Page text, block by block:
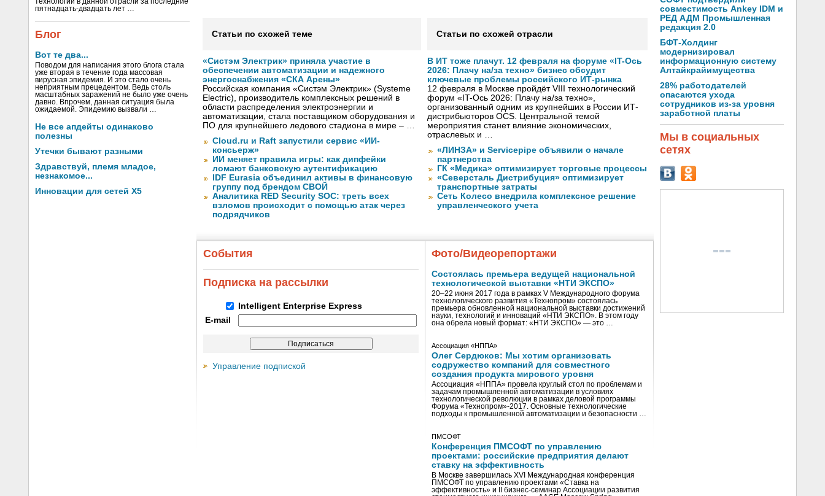
пятнадцать-двадцать лет …
Блог
Вот те два...
Поводом для написания этого блога стала
уже вторая в течение года массовая
вирусная эпидемия. И это стало очень
неприятным прецедентом. Ведь столь
масштабных заражений не было уже очень
давно. Впрочем, данная ситуация была
ожидаемой. Эпидемию вызвали …
Не все апдейты одинаково
полезны
Утечки бывают разными
Здравствуй, племя младое,
незнакомое...
Инновации для сетей X5
Статьи по схожей теме
«Систэм Электрик» приняла участие в
обеспечении автоматизации и надежного
энергоснабжения «СКА Арены»
Российская компания «Систэм Электрик» (Systeme
Electric), производитель комплексных решений в
области распределения электроэнергии и
автоматизации, стала поставщиком оборудования и
ПО для крупнейшего ледового стадиона в мире – …
Cloud.ru и Raft запустили сервис «ИИ-
консьерж»
ИИ меняет правила игры: как дипфейки
ломают банковскую аутентификацию
IDF Eurasia объединил активы в финансовую
группу под брендом СВОЙ
Аналитика RED Security SOC: треть всех
взломов происходит с помощью атак через
подрядчиков
Статьи по схожей отрасли
В ИТ тоже плачут. 12 февраля на форуме «IT-Ось
2026: Плачу на/за техно» бизнес обсудит
ключевые проблемы российского ИТ-рынка
12 февраля в Москве пройдёт VIII технологический
форум «IT-Ось 2026: Плачу на/за техно»,
организованный одним из крупнейших в России ИТ-
дистрибьюторов OCS. Центральной темой
мероприятия станет влияние экономических,
отраслевых и …
«ЛИНЗА» и Servicepipe объявили о начале
партнерства
ГК «Медика» оптимизирует торговые процессы
«Северсталь Дистрибуция» оптимизирует
транспортные затраты
Сеть Колесо внедрила комплексное решение
управленческого учета
События
Подписка на рассылки
Intelligent Enterprise Express
E-mail
Управление подпиской
Фото/Видеорепортажи
Состоялась премьера ведущей национальной
технологической выставки «НТИ ЭКСПО»
20–22 июня 2017 года в рамках V Международного форума
технологического развития «Технопром» состоялась
премьера обновленной национальной выставки достижений
науки, технологий и инноваций «НТИ ЭКСПО». В этом году
она обрела новый формат: «НТИ ЭКСПО» — это …
Ассоциация «НППА»
Олег Сердюков: Мы хотим организовать
содружество компаний для совместного
создания продукта мирового уровня
Ассоциация «НППА» провела круглый стол по проблемам и
задачам промышленной автоматизации в условиях
технологической революции в рамках деловой программы
Форума «Технопром»-2017. Основные технологические
подходы к промышленной автоматизации и безопасности …
ПМСОФТ
Конференция ПМСОФТ по управлению
проектами: российские предприятия делают
ставку на эффективность
В Москве завершилась XVI Международная конференция
ПМСОФТ по управлению проектами «Ставка на
эффективность» и II бизнес-семинар Ассоциации развития
совместимость Ankey IDM и
РЕД АДМ Промышленная
редакция 2.0
БФТ-Холдинг
модернизировал
информационную систему
Алтайкрайимущества
28% работодателей
опасаются ухода
сотрудников из-за уровня
заработной платы
Мы в социальных
сетях